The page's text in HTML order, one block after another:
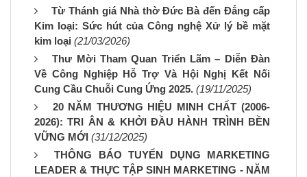
Từ Thánh giá Nhà thờ Đức Bà đến Đẳng cấp
Kim loại: Sức hút của Công nghệ Xử lý bề mặt
kim loại (21/03/2026)
Thư Mời Tham Quan Triển Lãm – Diễn Đàn
Về Công Nghiệp Hỗ Trợ Và Hội Nghị Kết Nối
Cung Cầu Chuỗi Cung Ứng 2025. (19/11/2025)
20 NĂM THƯƠNG HIỆU MINH CHẤT (2006-
2026): TRI ÂN & KHỞI ĐẦU HÀNH TRÌNH BỀN
VỮNG MỚI (31/12/2025)
THÔNG BÁO TUYỂN DỤNG MARKETING
LEADER & THỰC TẬP SINH MARKETING - NĂM